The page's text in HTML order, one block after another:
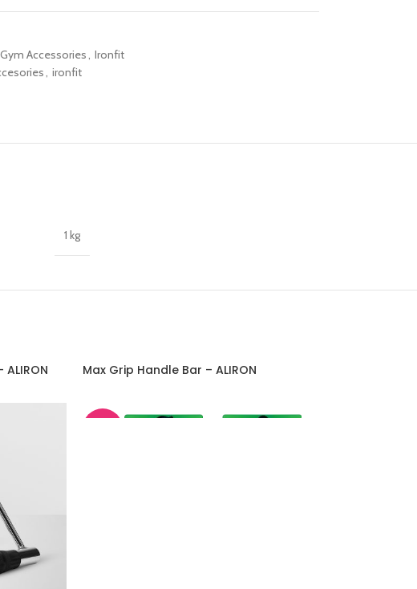
Gym Accessories, Ironfit
, ironfit
1 kg
Max Grip Handle Bar – ALIRON